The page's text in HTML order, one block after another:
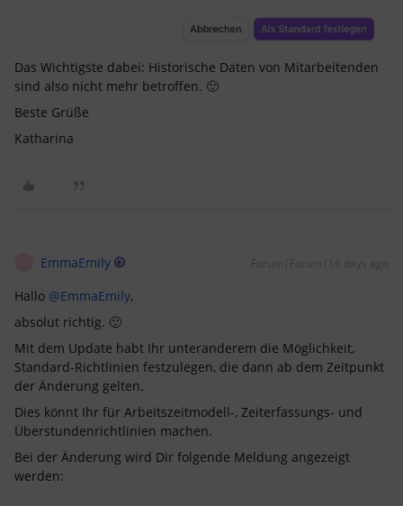
Das Wichtigste dabei: Historische Daten von Mitarbeitenden
sind also nicht mehr betroffen. 🙂
Beste Grüße
Katharina
EmmaEmily Forum|Forum|16 days ago
Hallo ​ @EmmaEmily,
absolut richtig. 🙂
Mit dem Update habt Ihr unteranderem die Möglichkeit,
Standard-Richtlinien festzulegen, die dann ab dem Zeitpunkt
der Änderung gelten.
Dies könnt Ihr für Arbeitszeitmodell-, Zeiterfassungs- und
Überstundenrichtlinien machen.
Bei der Änderung wird Dir folgende Meldung angezeigt
werden: